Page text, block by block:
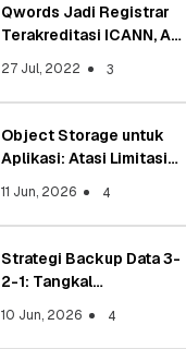
Qwords Jadi Registrar
Terakreditasi ICANN, Apa
27 Jul, 2022 3
Object Storage untuk
Aplikasi: Atasi Limitasi
11 Jun, 2026 4
Strategi Backup Data 3-
2-1: Tangkal
10 Jun, 2026 4